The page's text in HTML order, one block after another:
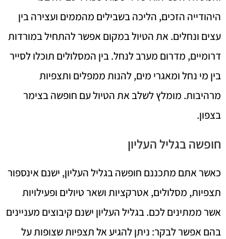
היהודייה הזכים, הליכה בשבילים מהממים ועצירה בין
עצים ונחלים. את הטיול במקום אפשר להתחיל במורדות
דרומיים, מדרום מערב לנחל. בין המסלולים תוכלו לסייר
בין מי נחל ומאגרי מים, להנות ממפלים ותצפיות
מרהיבות. מומלץ לשלב את הטיול עם חופשה בצימר
בצפון.
חופשה בגליל העליון
כאשר אתם מתכננם חופשה בגליל העליון, ישנם אינספור
תצפיות, מסלולים, אטרקציות ושאר טיולים ופעילויות
אשר ממתינים לכם. בגליל העליון ישנם קיבוצים מעניינים
בהם אפשר לבקר: ניתן להגיע אל תצפיות שצופות על